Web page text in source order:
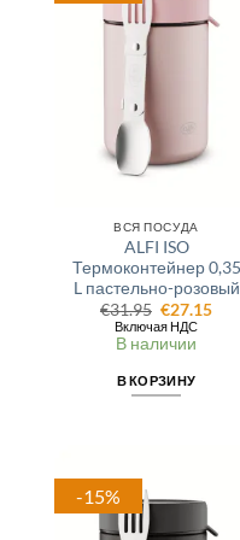
ВСЯ ПОСУДА
ALFI ISO
Термоконтейнер 0,35
L пастельно-розовый
€31.95
цена
составляла
€31.95.
€27.15
Включая НДС
В наличии
В КОРЗИНУ
-15%